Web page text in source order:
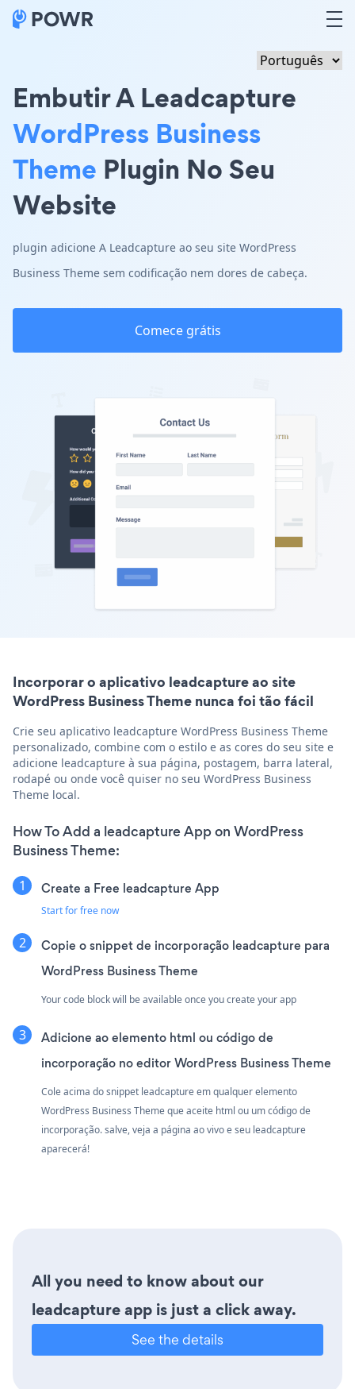
Embutir A Leadcapture
WordPress Business
Theme Plugin No Seu
Website
plugin adicione A Leadcapture ao seu site WordPress
Business Theme sem codificação nem dores de cabeça.
Comece grátis
Incorporar o aplicativo leadcapture ao site
WordPress Business Theme nunca foi tão fácil
Crie seu aplicativo leadcapture WordPress Business Theme
personalizado, combine com o estilo e as cores do seu site e
adicione leadcapture à sua página, postagem, barra lateral,
rodapé ou onde você quiser no seu WordPress Business
Theme local.
How To Add a leadcapture App on WordPress
Business Theme:
Create a Free leadcapture App
Start for free now
Copie o snippet de incorporação leadcapture para
WordPress Business Theme
Your code block will be available once you create your app
Adicione ao elemento html ou código de
incorporação no editor WordPress Business Theme
Cole acima do snippet leadcapture em qualquer elemento
WordPress Business Theme que aceite html ou um código de
incorporação. salve, veja a página ao vivo e seu leadcapture
aparecerá!
All you need to know about our
leadcapture app is just a click away.
See the details